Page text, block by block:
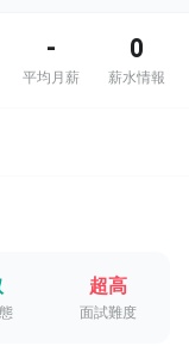
-
平均月薪
0
薪水情報
超高
面試難度